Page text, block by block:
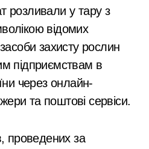
розливали у тару з
відомих
захисту рослин
підприємствам в
через онлайн-
та поштові сервіси.
проведених за